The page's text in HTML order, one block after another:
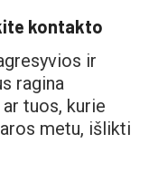
kontakto
ir
ragina
tuos, kurie
metu, išlikti